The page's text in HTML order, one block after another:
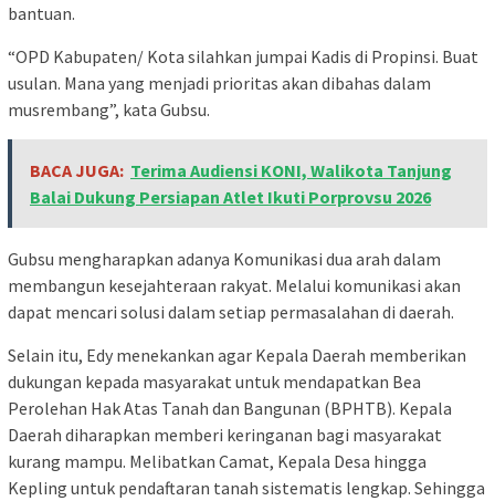
bantuan.
“OPD Kabupaten/ Kota silahkan jumpai Kadis di Propinsi. Buat
usulan. Mana yang menjadi prioritas akan dibahas dalam
musrembang”, kata Gubsu.
BACA JUGA: Terima Audiensi KONI, Walikota Tanjung
Balai Dukung Persiapan Atlet Ikuti Porprovsu 2026
Gubsu mengharapkan adanya Komunikasi dua arah dalam
membangun kesejahteraan rakyat. Melalui komunikasi akan
dapat mencari solusi dalam setiap permasalahan di daerah.
Selain itu, Edy menekankan agar Kepala Daerah memberikan
dukungan kepada masyarakat untuk mendapatkan Bea
Perolehan Hak Atas Tanah dan Bangunan (BPHTB). Kepala
Daerah diharapkan memberi keringanan bagi masyarakat
kurang mampu. Melibatkan Camat, Kepala Desa hingga
Kepling untuk pendaftaran tanah sistematis lengkap. Sehingga